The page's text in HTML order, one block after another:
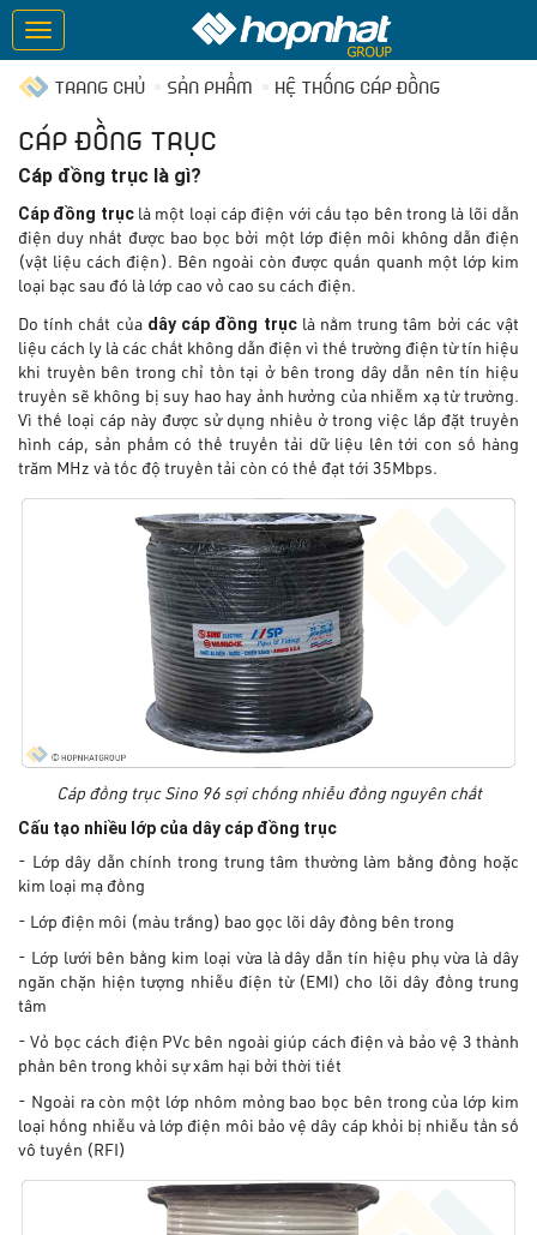
TRANG CHỦ SẢN PHẨM HỆ THỐNG CÁP ĐỒNG
CÁP ĐỒNG TRỤC
Cáp đồng trục là gì?
Cáp đồng trụclà một loại cáp điện với cấu tạo bên trong là lõi dẫn
điện duy nhất được bao bọc bởi một lớp điện môi không dẫn điện
(vật liệu cách điện). Bên ngoài còn được quấn quanh một lớp kim
loại bạc sau đó là lớp cao vỏ cao su cách điện.
Do tính chất của dây cáp đồng trụclà nằm trung tâm bởi các vật
liệu cách ly là các chất không dẫn điện vì thế trường điện từ tín hiệu
khi truyền bên trong chỉ tồn tại ở bên trong dây dẫn nên tín hiệu
truyền sẽ không bị suy hao hay ảnh hưởng của nhiễm xạ từ trường.
Vì thế loại cáp này được sử dụng nhiều ở trong việc lắp đặt truyền
hình cáp, sản phẩm có thể truyển tải dữ liệu lên tới con số hàng
trăm MHz và tốc độ truyền tải còn có thể đạt tới 35Mbps.
Cáp đồng trục Sino 96 sợi chống nhiễu đồng nguyên chất
Cấu tạo nhiều lớp của dây cáp đồng trục
- Lớp dây dẫn chính trong trung tâm thường làm bằng đồng hoặc
kim loại mạ đồng
- Lớp điện môi (màu trắng) bao gọc lõi dây đồng bên trong
- Lớp lưới bên bằng kim loại vừa là dây dẫn tín hiệu phụ vừa là dây
ngăn chặn hiện tượng nhiễu điện từ (EMI) cho lõi dây đồng trung
tâm
- Vỏ bọc cách điện PVc bên ngoài giúp cách điện và bảo vệ 3 thành
phần bên trong khỏi sự xâm hại bởi thời tiết
- Ngoài ra còn một lớp nhôm mỏng bao bọc bên trong của lớp kim
loại hống nhiễu và lớp điện môi bảo vệ dây cáp khỏi bị nhiễu tần số
vô tuyến (RFI)